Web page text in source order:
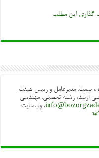
گذاری این مطلب
، سمت: مدیرعامل و رییس هیئت
ارشد، رشته تحصیلی: مهندسی
، وب‌سایت: